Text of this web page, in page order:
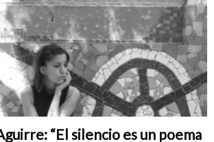
“El silencio es un poema